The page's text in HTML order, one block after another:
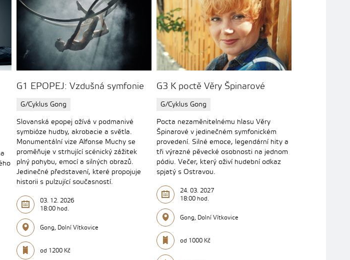
G1 EPOPEJ: Vzdušná symfonie
G/Cyklus Gong
Slovanská epopej ožívá v podmanivé
symbióze hudby, akrobacie a světla.
Monumentální vize Alfonse Muchy se
proměňuje v strhující scénický zážitek
plný pohybu, emocí a silných obrazů.
Jedinečné představení, které propojuje
historii s pulzující současností.
03. 12. 2026
18:00 hod.
Gong, Dolní Vítkovice
od 1200 Kč
G3 K poctě Věry Špinarové
G/Cyklus Gong
Pocta nezaměnitelnému hlasu Věry
Špinarové v jedinečném symfonickém
provedení. Silné emoce, legendární hity a
tři výrazné pěvecké osobnosti na jednom
pódiu. Večer, který oživí hudební odkaz
spjatý s Ostravou.
24. 03. 2027
18:00 hod.
Gong, Dolní Vítkovice
od 1000 Kč